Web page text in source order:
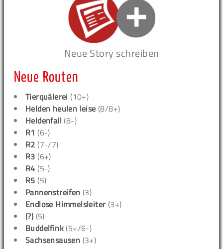
Neue Story schreiben
Neue Routen
Tierquälerei (10+)
Helden heulen leise (8/8+)
Heldenfall (8-)
R1 (6-)
R2 (7-/7)
R3 (6+)
R4 (5-)
R5 (5)
Pannenstreifen (3)
Endlose Himmelsleiter (3+)
(?) (5)
Buddelfink (5+/6-)
Sachsensausen (3+)